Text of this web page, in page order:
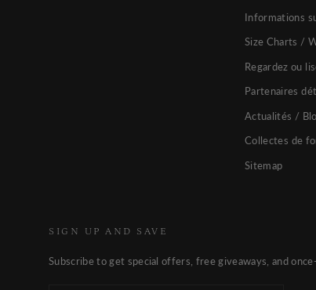
Informations
Size Charts /
Regardez ou
Partenaires
Actualités /
Collectes de
Sitemap
SIGN UP AND SAVE
Subscribe to get special offers, free giveaways, and